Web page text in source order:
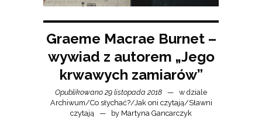
Graeme Macrae Burnet –
wywiad z autorem „Jego
krwawych zamiarów”
Opublikowano 29 listopada 2018
w dziale
Archiwum/Co słychać?/Jak oni czytają/Sławni
czytają
by Martyna Gancarczyk